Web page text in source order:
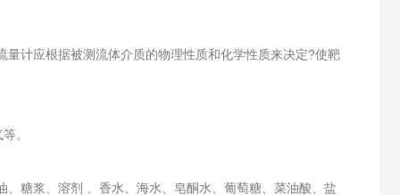
计应根据被测流体介质的物理性质和化学性质来决定?使靶
。
糖浆、溶剂 、香水、海水、皂酮水、葡萄糖、菜油酸、盐